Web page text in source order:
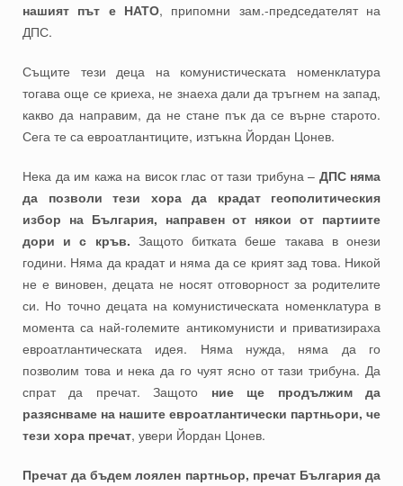
нашият път е НАТО, припомни зам.-председателят на
ДПС.
Същите тези деца на комунистическата номенклатура
тогава още се криеха, не знаеха дали да тръгнем на запад,
какво да направим, да не стане пък да се върне старото.
Сега те са евроатлантиците, изтъкна Йордан Цонев.
Нека да им кажа на висок глас от тази трибуна – ДПС няма
да позволи тези хора да крадат геополитическия
избор на България, направен от някои от партиите
дори и с кръв. Защото битката беше такава в онези
години. Няма да крадат и няма да се крият зад това. Никой
не е виновен, децата не носят отговорност за родителите
си. Но точно децата на комунистическата номенклатура в
момента са най-големите антикомунисти и приватизираха
евроатлантическата идея. Няма нужда, няма да го
позволим това и нека да го чуят ясно от тази трибуна. Да
спрат да пречат. Защото ние ще продължим да
разяснваме на нашите евроатлантически партньори, че
тези хора пречат, увери Йордан Цонев.
Пречат да бъдем лоялен партньор, пречат България да